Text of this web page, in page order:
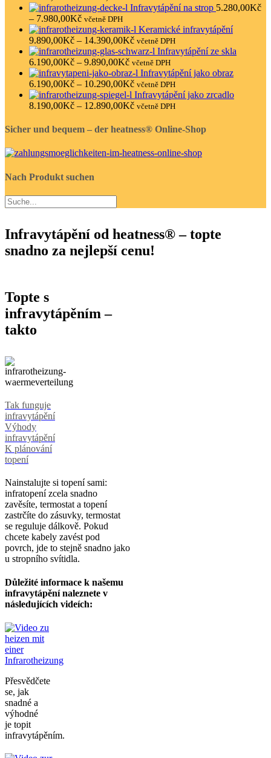
Infravytápění na strop 5.280,00Kč
– 7.980,00Kč včetně DPH
Keramické infravytápění
9.890,00Kč – 14.390,00Kč včetně DPH
Infravytápění ze skla
6.190,00Kč – 9.890,00Kč včetně DPH
Infravytápění jako obraz
6.190,00Kč – 10.290,00Kč včetně DPH
Infravytápění jako zrcadlo
8.190,00Kč – 12.890,00Kč včetně DPH
Sicher und bequem – der heatness® Online-Shop
Nach Produkt suchen
Infravytápění od heatness® – topte
snadno za nejlepší cenu!
Topte s
infravytápěním –
takto
Tak funguje
infravytápění
Výhody
infravytápění
K plánování
topení
Nainstalujte si topení sami:
infratopení zcela snadno
zavěsíte, termostat a topení
zastrčíte do zásuvky, termostat
se reguluje dálkově. Pokud
chcete kabely zavést pod
povrch, jde to stejně snadno jako
u stropního svítidla.
Důležité informace k našemu
infravytápění naleznete v
následujících videích:
Přesvědčete
se, jak
snadné a
výhodné
je topit
infravytápěním.